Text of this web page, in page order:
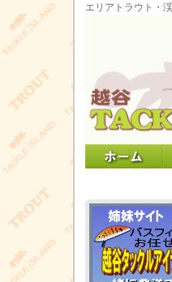
エリアトラウト・